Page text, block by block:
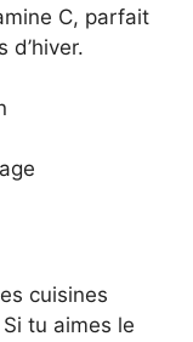
C, parfait
d’hiver.
cuisines
tu aimes le